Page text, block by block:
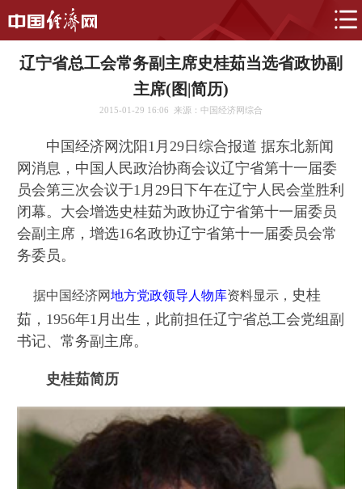
辽宁省总工会常务副主席史桂茹当选省政协副
主席(图|简历)
2015-01-29 16:06 来源：中国经济网综合
中国经济网沈阳1月29日综合报道 据东北新闻
网消息，中国人民政治协商会议辽宁省第十一届委
员会第三次会议于1月29日下午在辽宁人民会堂胜利
闭幕。大会增选史桂茹为政协辽宁省第十一届委员
会副主席，增选16名政协辽宁省第十一届委员会常
务委员。
据中国经济网地方党政领导人物库资料显示， 史桂
茹，1956年1月出生，此前担任辽宁省总工会党组副
书记、常务副主席。
史桂茹简历